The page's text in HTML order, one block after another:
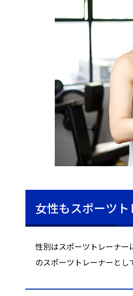
女性もスポーツ
性別はスポーツトレーナー
のスポーツトレーナーとし